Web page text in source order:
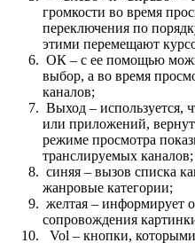
громкости во время
переключения по
этими перемещают
ОК – с ее помощью
выбор, а во время
каналов;
Выход – используется,
или приложений,
режиме просмотра
транслируемых каналов;
синяя – вызов списка
жанровые категории;
желтая – информирует
сопровождения
Vol – кнопки,